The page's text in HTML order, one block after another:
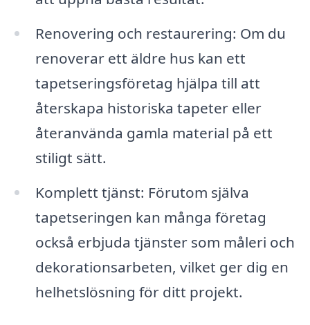
Renovering och restaurering: Om du
renoverar ett äldre hus kan ett
tapetseringsföretag hjälpa till att
återskapa historiska tapeter eller
återanvända gamla material på ett
stiligt sätt.
Komplett tjänst: Förutom själva
tapetseringen kan många företag
också erbjuda tjänster som måleri och
dekorationsarbeten, vilket ger dig en
helhetslösning för ditt projekt.